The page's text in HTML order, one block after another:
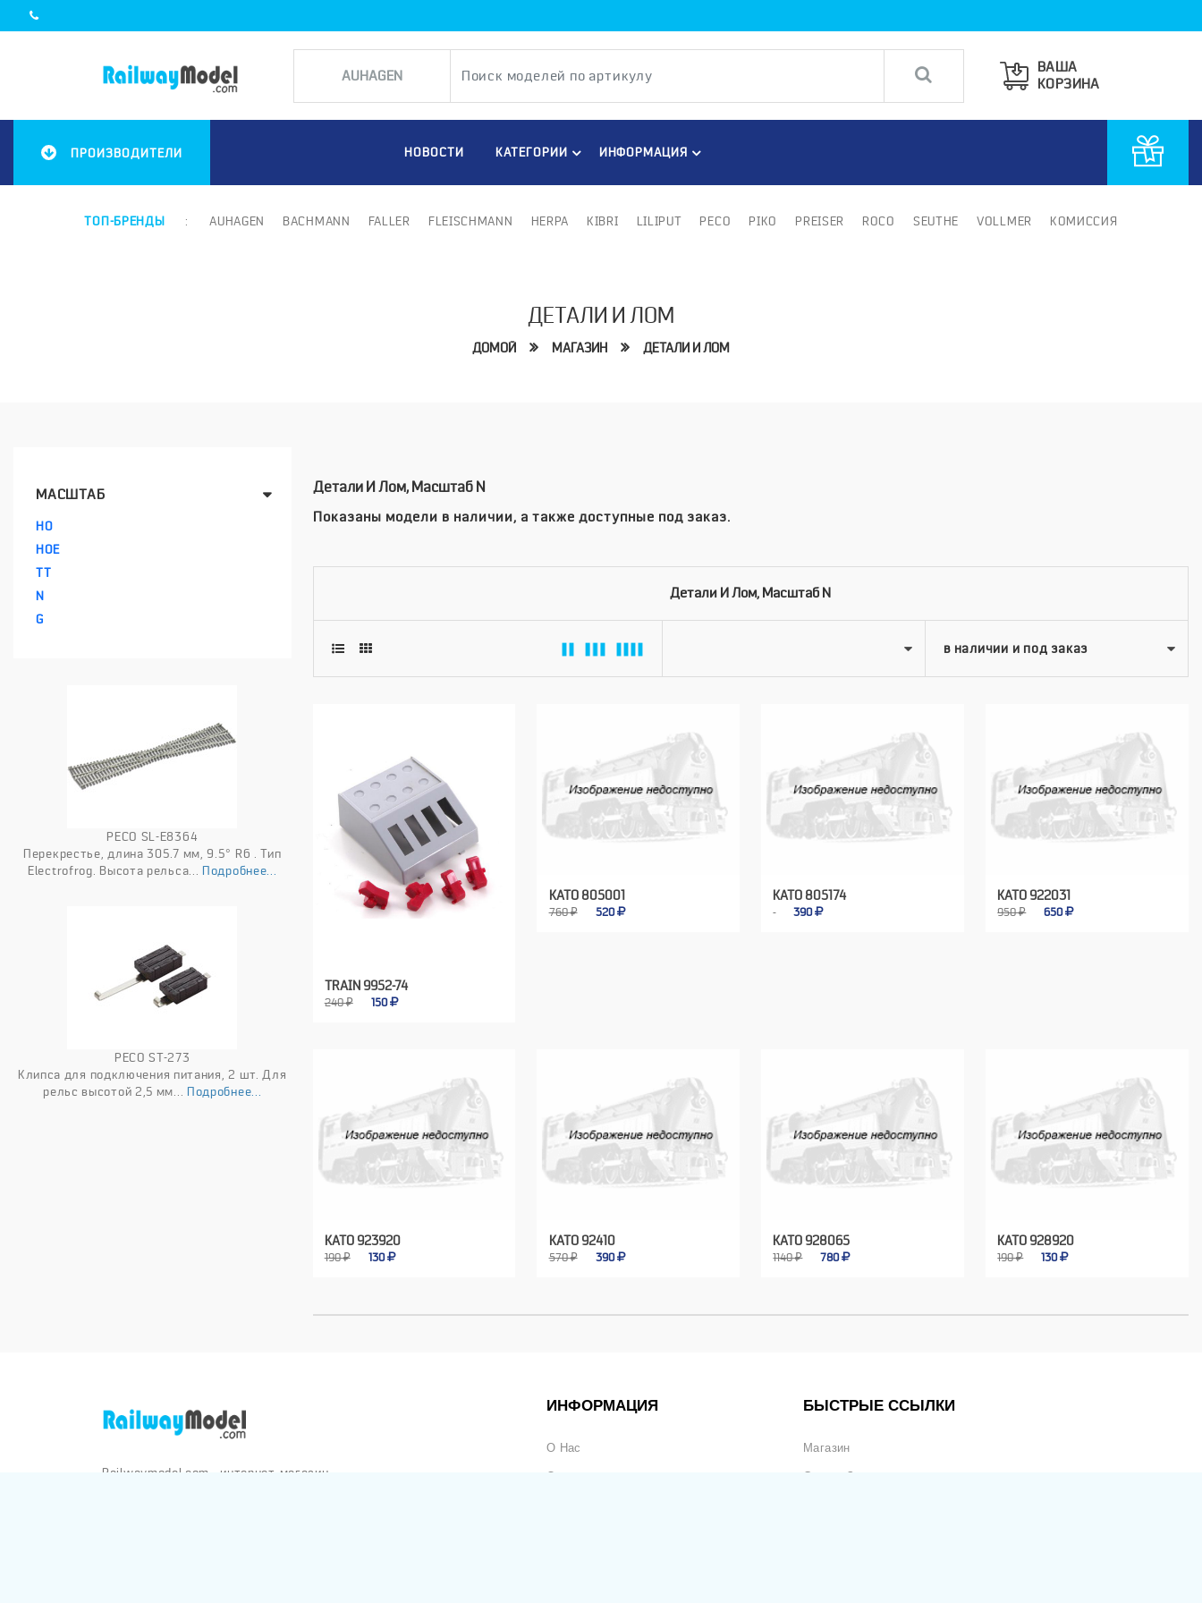
ВАША
КОРЗИНА
ПРОИЗВОДИТЕЛИ НОВОСТИ КАТЕГОРИИ ИНФОРМАЦИЯ
ТОП-БРЕНДЫ : AUHAGEN BACHMANN FALLER FLEISCHMANN HERPA KIBRI LILIPUT PECO PIKO PREISER ROCO SEUTHE VOLLMER КОМИССИЯ
ДЕТАЛИ И ЛОМ
ДОМОЙ МАГАЗИН ДЕТАЛИ И ЛОМ
МАСШТАБ
HO
HOE
TT
N
G
PECO SL-E8364
Перекрестье, длина 305.7 мм, 9.5° R6 . Тип
Electrofrog. Высота рельса...Подробнее...
PECO ST-273
Клипса для подключения питания, 2 шт. Для
рельс высотой 2,5 мм... Подробнее...
Детали И Лом, Масштаб N
Показаны модели в наличии, а также доступные под заказ.
Детали И Лом, Масштаб N
TRAIN 9952-74
240 ₽ 150
KATO 805001
760 ₽ 520
KATO 805174
390
KATO 922031
950 ₽ 650
KATO 923920
190 ₽ 130
KATO 92410
570 ₽ 390
KATO 928065
1140 ₽ 780
KATO 928920
190 ₽ 130
Railwaymodel.com - интернет-магазин
ИНФОРМАЦИЯ
О Нас
Оплата
БЫСТРЫЕ ССЫЛКИ
Магазин
Статус Заказа